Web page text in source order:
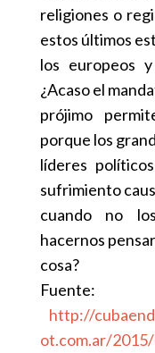
religiones o
estos últimos
los europeos
¿Acaso el
prójimo
porque los
líderes
sufrimiento
cuando no
hacernos
cosa?
Fuente:
http://
ot.com.ar/